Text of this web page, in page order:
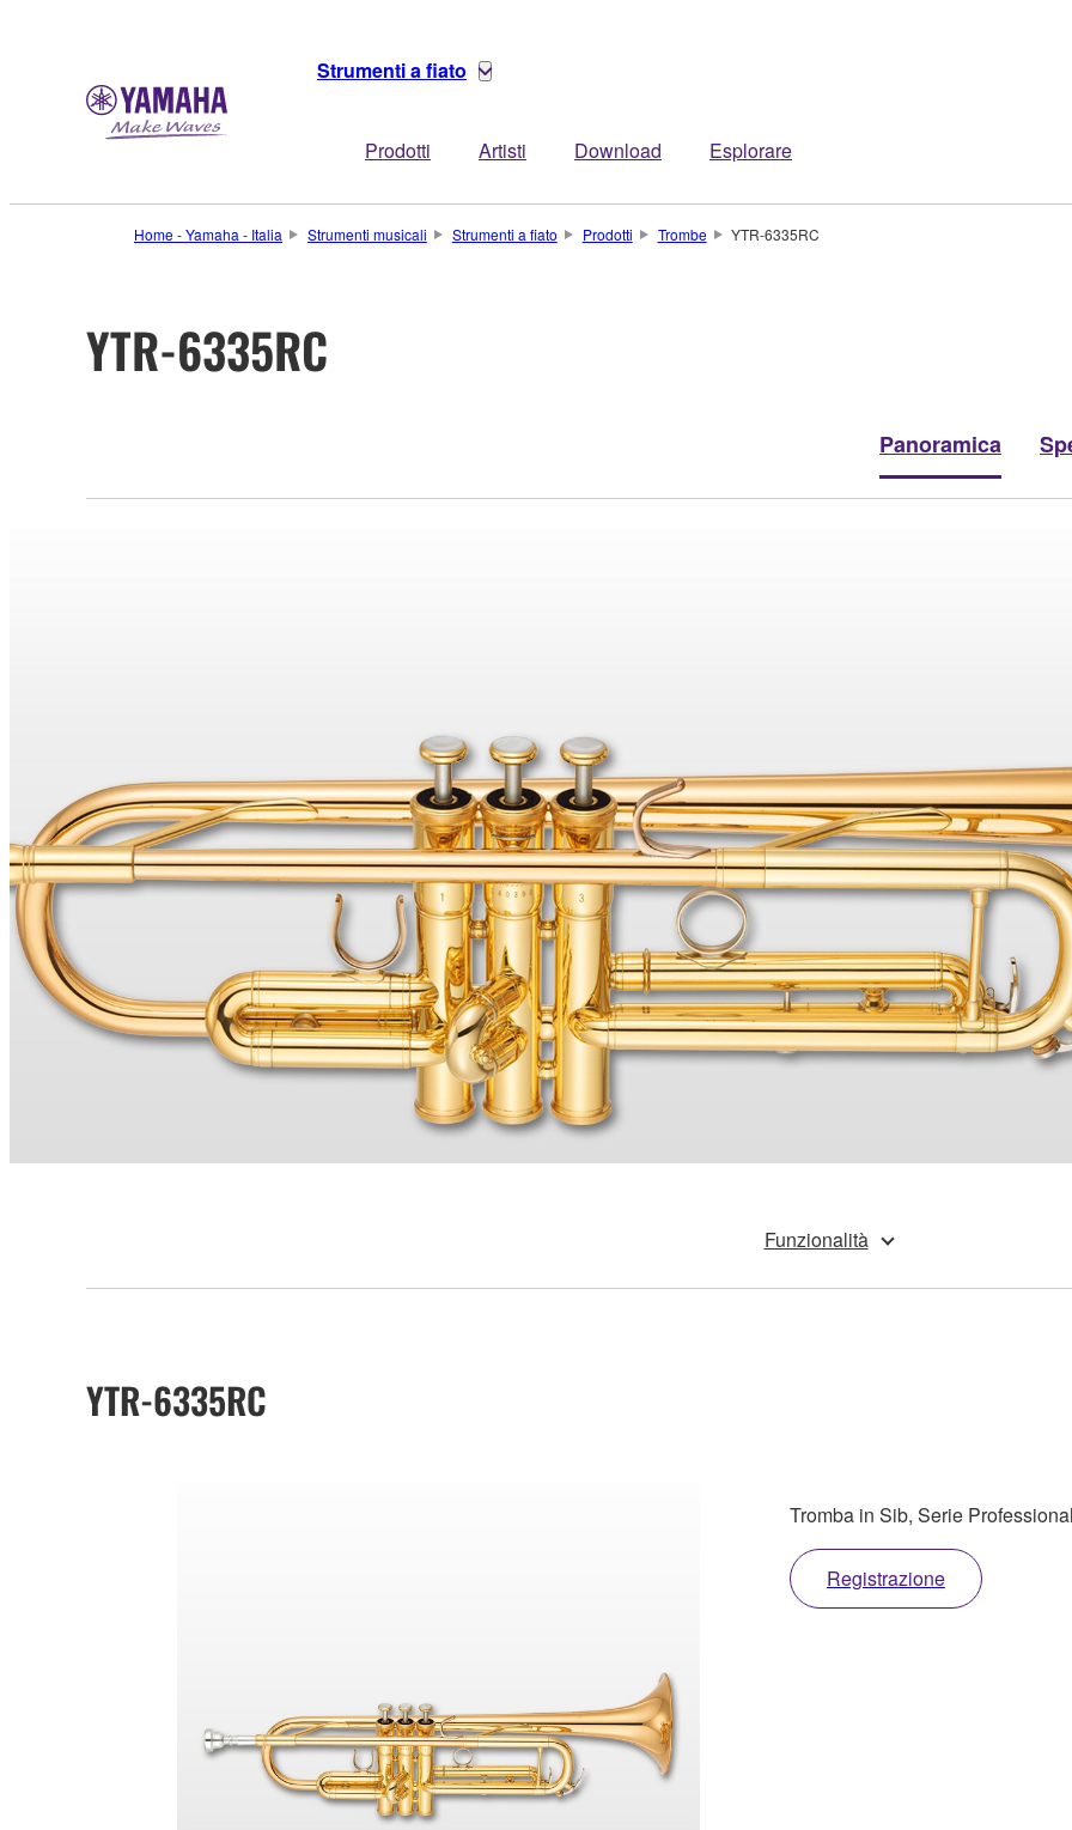
Strumenti a fiato
Prodotti Artisti Download Esplorare
Home - Yamaha - Italia Strumenti musicali Strumenti a fiato Prodotti Trombe YTR-6335RC
YTR-6335RC
Panoramica
Funzionalità
YTR-6335RC
Tromba in Sib, Serie
Registrazione